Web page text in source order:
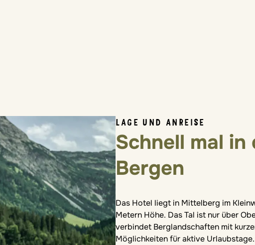
LAGE UND ANREISE
Schnell mal in
Bergen
Das Hotel liegt in Mittelberg im
Metern Höhe. Das Tal ist nur über
verbindet Berglandschaften mit
Möglichkeiten für aktive